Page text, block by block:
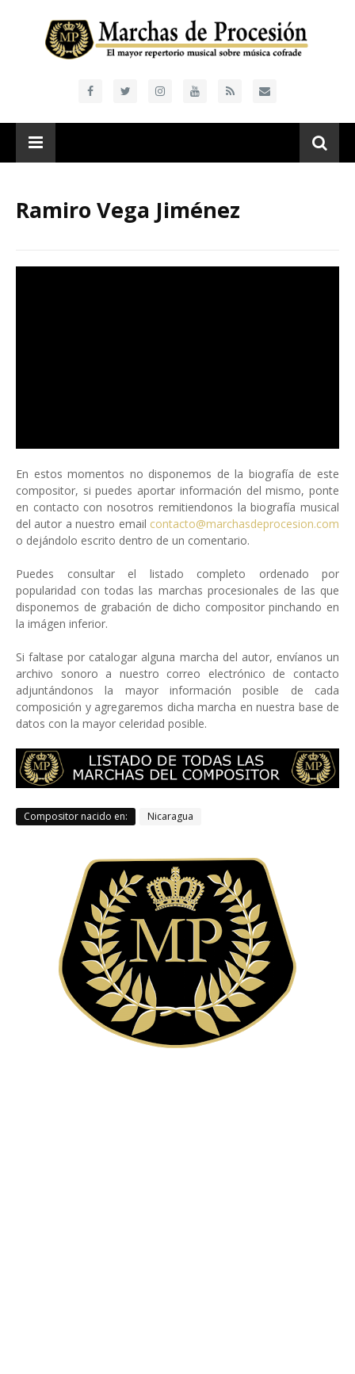
Ramiro Vega Jiménez
En estos momentos no disponemos de la biografía de este
compositor, si puedes aportar información del mismo, ponte
en contacto con nosotros remitiendonos la biografía musical
del autor a nuestro email contacto@marchasdeprocesion.com
o dejándolo escrito dentro de un comentario.
Puedes consultar el listado completo ordenado por
popularidad con todas las marchas procesionales de las que
disponemos de grabación de dicho compositor pinchando en
la imágen inferior.
Si faltase por catalogar alguna marcha del autor, envíanos un
archivo sonoro a nuestro correo electrónico de contacto
adjuntándonos la mayor información posible de cada
composición y agregaremos dicha marcha en nuestra base de
datos con la mayor celeridad posible.
Compositor nacido en: Nicaragua